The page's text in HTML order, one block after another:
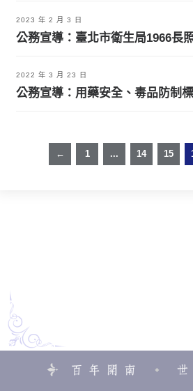
2023 年 2 月 3 日
公務宣導：臺北市衛生局1966長
2022 年 3 月 23 日
公務宣導：用藥安全、毒品防制
← 1 ... 14 15